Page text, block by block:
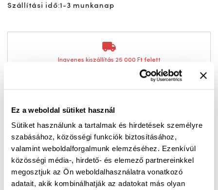
Ez a weboldal sütiket használ
Sütiket használunk a tartalmak és hirdetések személyre
szabásához, közösségi funkciók biztosításához,
valamint weboldalforgalmunk elemzéséhez. Ezenkívül
közösségi média-, hirdető- és elemező partnereinkkel
megosztjuk az Ön weboldalhasználatra vonatkozó
adatait, akik kombinálhatják az adatokat más olyan
Szállítási idő:1-3 munkanap
Ingyenes kiszállítás 25 000 Ft felett
szandálban! Ez a sportosan elegáns női bőr szandál
tökéletes választás a melegebb napokra, amikor
fontos a komfort és a csinos megjelenés egyaránt. A
különleges, több színből összeállított pántok modern
és nőies megjelenést kölcsönöznek, így könnyedén